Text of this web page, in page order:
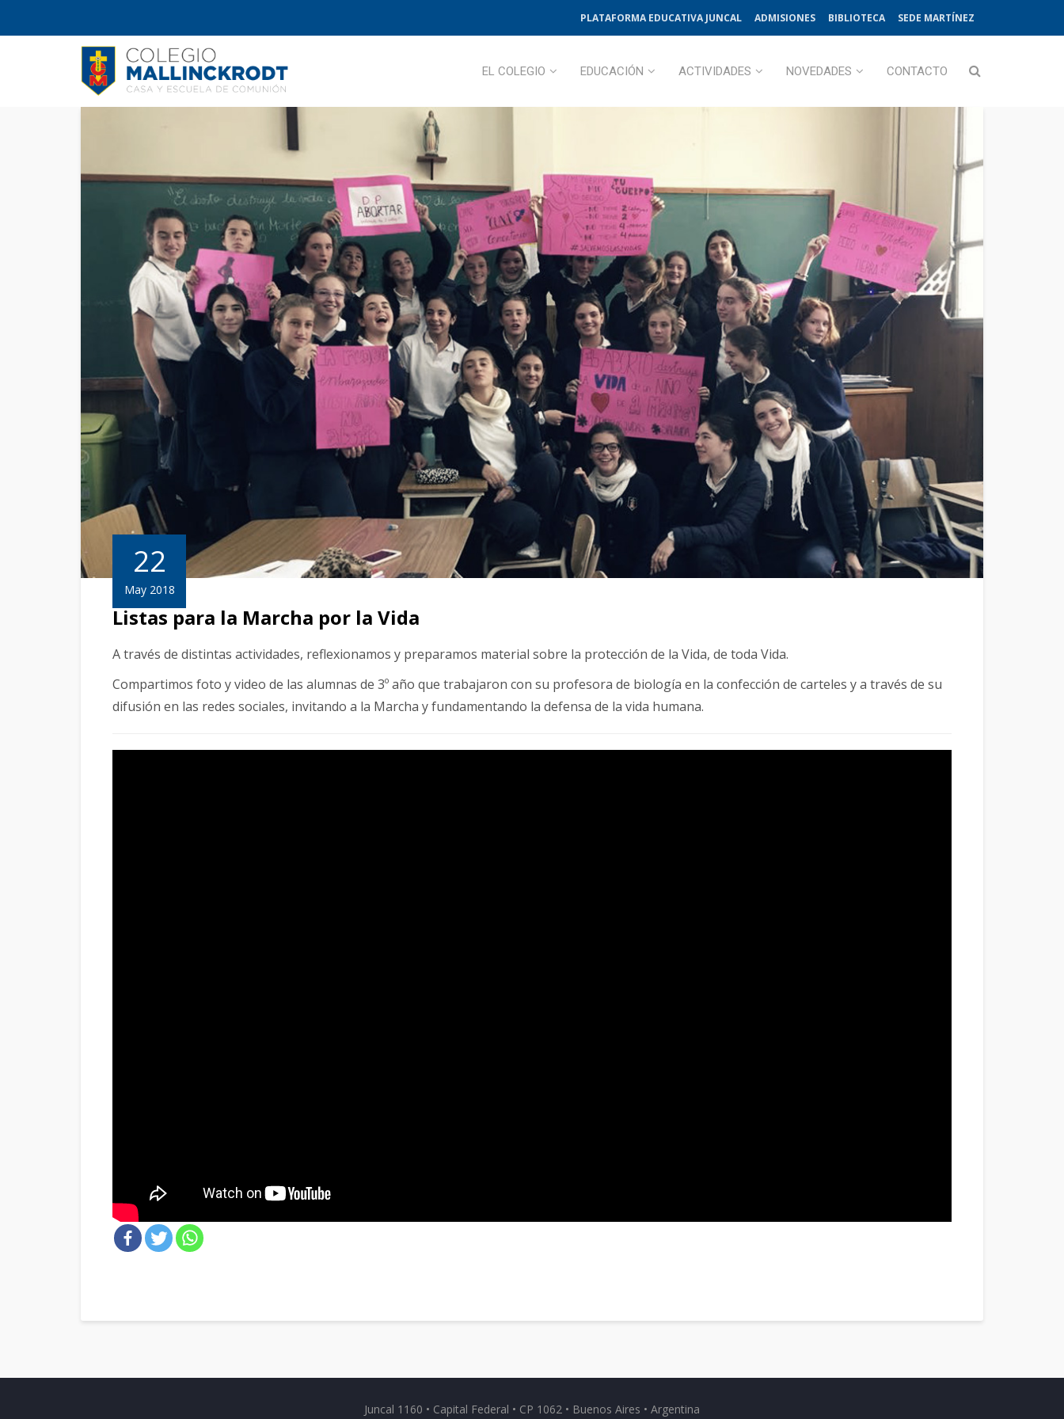
PLATAFORMA EDUCATIVA JUNCAL ADMISIONES BIBLIOTECA SEDE MARTÍNEZ
EL COLEGIO EDUCACIÓN ACTIVIDADES NOVEDADES CONTACTO
22
May 2018
Listas para la Marcha por la Vida
A través de distintas actividades, reflexionamos y preparamos material sobre la protección de la Vida, de toda Vida.
Compartimos foto y video de las alumnas de 3º año que trabajaron con su profesora de biología en la confección de carteles y a través de su
difusión en las redes sociales, invitando a la Marcha y fundamentando la defensa de la vida humana.
Juncal 1160 • Capital Federal • CP 1062 • Buenos Aires • Argentina